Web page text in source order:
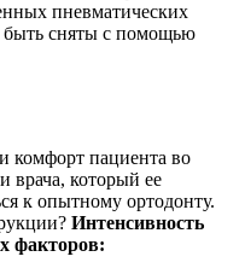
пневматических
сняты с помощью
комфорт пациента во
врача, который ее
к опытному ортодонту.
Интенсивность
факторов: